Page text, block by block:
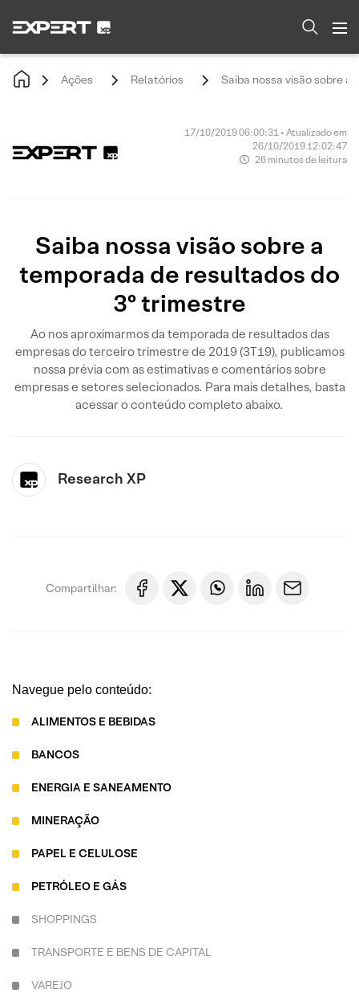
Ações Relatórios Saiba nossa visão sobre
17/10/2019 06:00:31 • Atualizado em
26/10/2019 12:02:47
26 minutos de leitura
Saiba nossa visão sobre a
temporada de resultados do
3º trimestre
Ao nos aproximarmos da temporada de resultados das
empresas do terceiro trimestre de 2019 (3T19), publicamos
nossa prévia com as estimativas e comentários sobre
empresas e setores selecionados. Para mais detalhes, basta
acessar o conteúdo completo abaixo.
Research XP
Compartilhar:
Navegue pelo conteúdo:
ALIMENTOS E BEBIDAS
BANCOS
ENERGIA E SANEAMENTO
MINERAÇÃO
PAPEL E CELULOSE
PETRÓLEO E GÁS
SHOPPINGS
TRANSPORTE E BENS DE CAPITAL
VAREJO